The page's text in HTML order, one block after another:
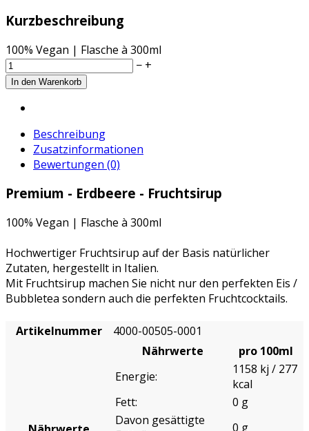
Kurzbeschreibung
100% Vegan | Flasche à 300ml
− +
Beschreibung
Zusatzinformationen
Bewertungen (0)
Premium - Erdbeere - Fruchtsirup
100% Vegan | Flasche à 300ml
Hochwertiger Fruchtsirup auf der Basis natürlicher
Zutaten, hergestellt in Italien.
Mit Fruchtsirup machen Sie nicht nur den perfekten Eis /
Bubbletea sondern auch die perfekten Fruchtcocktails.
Artikelnummer 4000-00505-0001
Nährwerte
pro 100ml
Energie:
1158 kj / 277
kcal
Fett:
0 g
Davon gesättigte
0 g